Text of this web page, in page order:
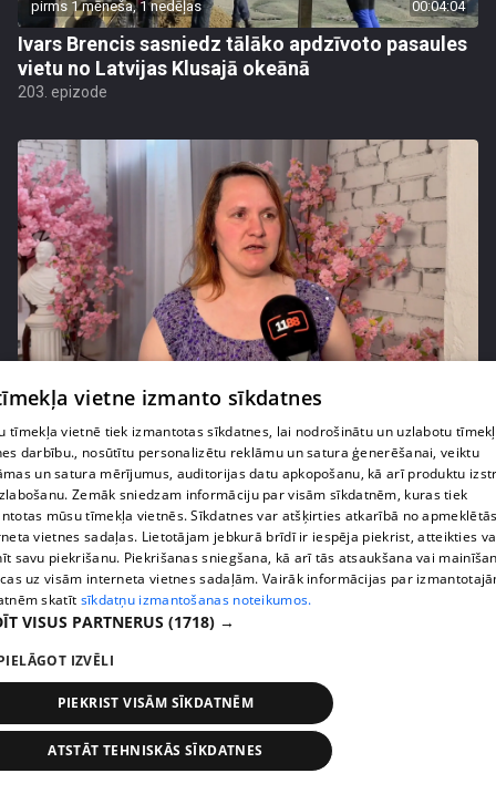
pirms 1 mēneša, 1 nedēļas 00:04:04
Ivars Brencis sasniedz tālāko apdzīvoto pasaules
vietu no Latvijas Klusajā okeānā
203. epizode
"Caur ērkšķiem uz..." jaunās sezonas dalībniece
Skaidrīte atklāj, ka nezina, kurš viņu pieteicis
projektam
202. epizode
pirms 1 mēneša, 4 nedēļām
vietne izmanto sīkdatnes
tīmekļa vietnē tiek izmantotas sīkdatnes, lai nodrošinātu un uzlabotu
darbību., nosūtītu personalizētu reklāmu un satura ģenerēšanai, veiktu
un satura mērījumus, auditorijas datu apkopošanu, kā arī produktu
Zemāk sniedzam informāciju par visām sīkdatnēm, kuras tiek
mūsu tīmekļa vietnēs. Sīkdatnes var atšķirties atkarībā no
vietnes sadaļas. Lietotājam jebkurā brīdī ir iespēja piekrist, atteikties
savu piekrišanu. Piekrišanas sniegšana, kā arī tās atsaukšana vai
uz visām interneta vietnes sadaļām. Vairāk informācijas par
skatīt sīkdatņu izmantošanas noteikumos.
VISUS PARTNERUS (1718) →
IZVĒLI
PIEKRIST VISĀM SĪKDATNĒM
ATSTĀT TEHNISKĀS SĪKDATNES